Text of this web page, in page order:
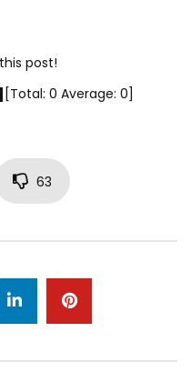
post!
[Total: 0 Average: 0]
63